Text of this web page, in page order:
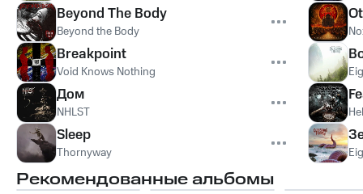
Beyond The Body
Beyond the Body
Breakpoint
Void Knows Nothing
Дом
NHLST
Sleep
Thornyway
Рекомендованные альбомы